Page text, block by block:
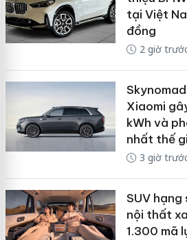
tại Việt
đồng
2 giờ
Xiaomi
kWh và
nhất thế
3 giờ
SUV
nội thất
1.300 mã